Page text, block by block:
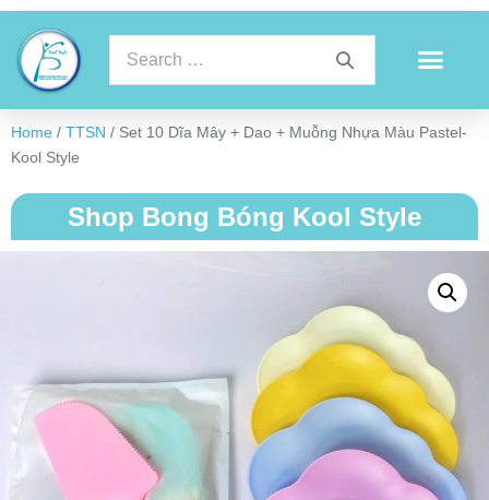
Home / TTSN / Set 10 Dĩa Mây + Dao + Muỗng Nhựa Màu Pastel-
Kool Style
Shop Bong Bóng Kool Style